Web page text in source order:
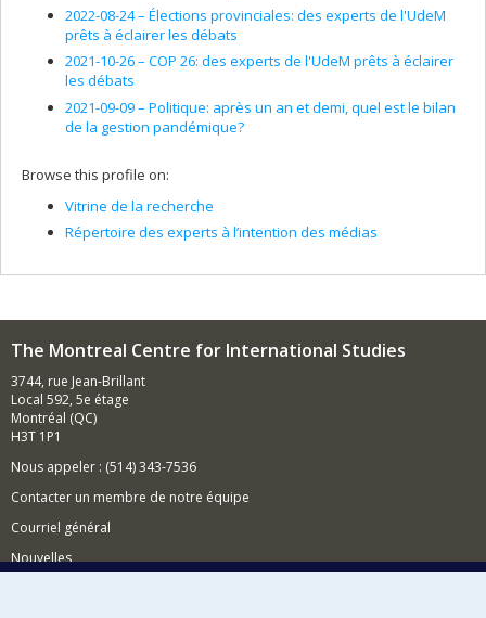
2022-08-24 – Élections provinciales: des experts de l'UdeM
prêts à éclairer les débats
2021-10-26 – COP 26: des experts de l'UdeM prêts à éclairer
les débats
2021-09-09 – Politique: après un an et demi, quel est le bilan
de la gestion pandémique?
Browse this profile on:
Vitrine de la recherche
Répertoire des experts à l’intention des médias
The Montreal Centre for International Studies
3744, rue Jean-Brillant
Local 592, 5e étage
Montréal (QC)
H3T 1P1
Nous appeler : (514) 343-7536
Contacter un membre de notre équipe
Courriel général
Nouvelles